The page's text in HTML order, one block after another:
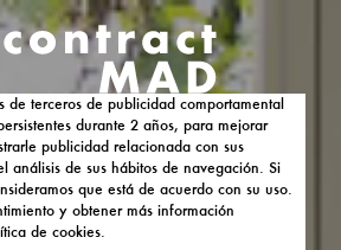
de terceros de publicidad comportamental
durante 2 años, para mejorar
publicidad relacionada con sus
análisis de sus hábitos de navegación. Si
que está de acuerdo con su uso.
y obtener más información
de cookies.